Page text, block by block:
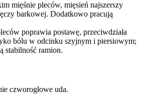
mięśnie pleców, mięsień najszerszy
barkowej. Dodatkowo pracują
poprawia postawę, przeciwdziała
bólu w odcinku szyjnym i piersiowym;
stabilność ramion.
czworogłowe uda.